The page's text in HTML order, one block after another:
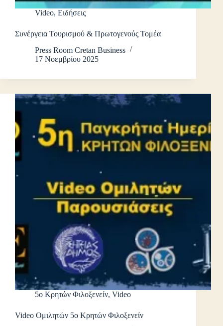
Video, Ειδήσεις
Συνέργεια Τουρισμού & Πρωτογενούς Τομέα
Press Room Cretan Business
17 Νοεμβρίου 2025
5ο Κρητών Φιλοξενείν, Video
Video Ομιλητών 5ο Κρητών Φιλοξενείν